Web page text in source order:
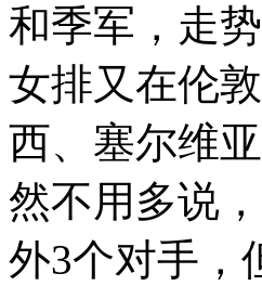
和季军，走
女排又在伦
西、塞尔维
然不用多说
外3个对手，